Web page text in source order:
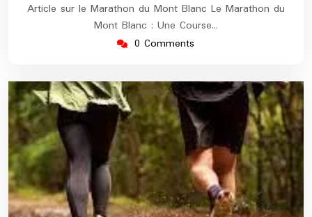
Article sur le Marathon du Mont Blanc Le Marathon du
Mont Blanc : Une Course…
0 Comments